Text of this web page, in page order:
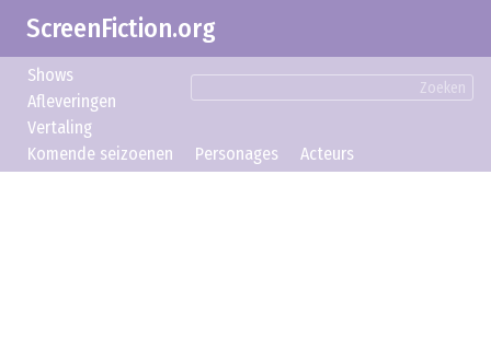
ScreenFiction.org
Zoeken
Shows
Afleveringen
Vertaling
Komende seizoenen
Personages Acteurs